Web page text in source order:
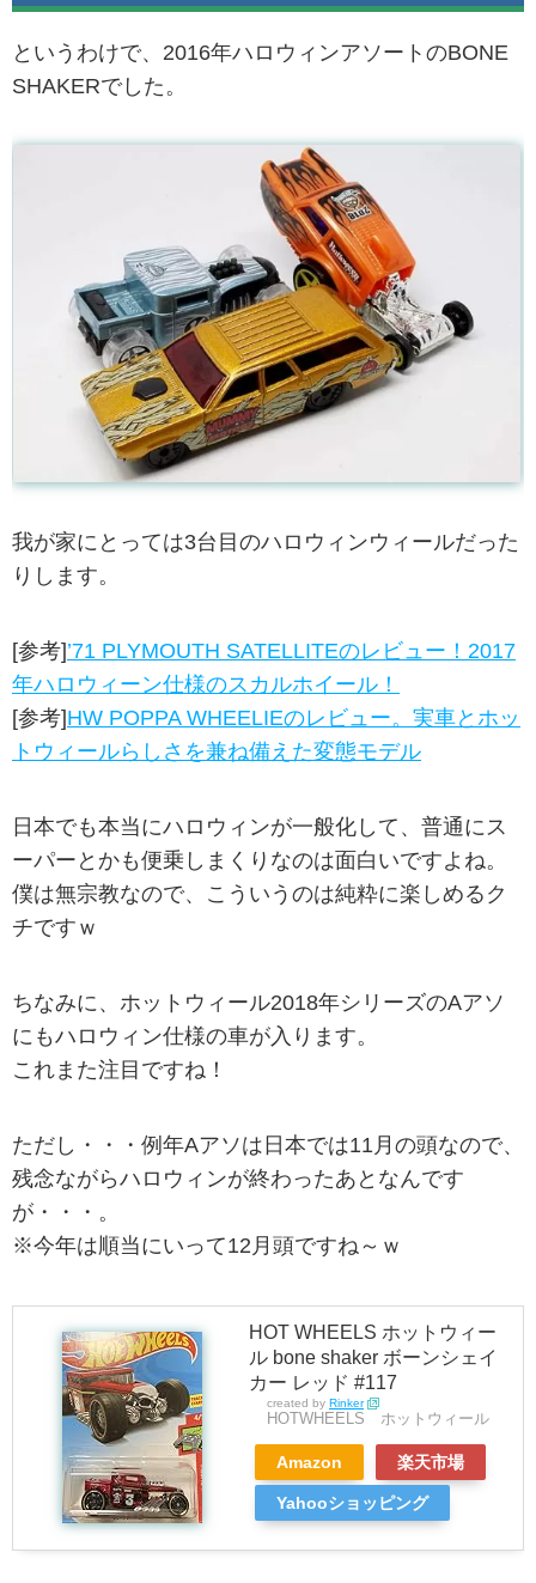
というわけで、2016年ハロウィンアソートのBONE
SHAKERでした。
我が家にとっては3台目のハロウィンウィールだった
りします。
[参考]’71 PLYMOUTH SATELLITEのレビュー！2017
年ハロウィーン仕様のスカルホイール！
[参考]HW POPPA WHEELIEのレビュー。実車とホッ
トウィールらしさを兼ね備えた変態モデル
日本でも本当にハロウィンが一般化して、普通にス
ーパーとかも便乗しまくりなのは面白いですよね。
僕は無宗教なので、こういうのは純粋に楽しめるク
チですｗ
ちなみに、ホットウィール2018年シリーズのAアソ
にもハロウィン仕様の車が入ります。
これまた注目ですね！
ただし・・・例年Aアソは日本では11月の頭なので、
残念ながらハロウィンが終わったあとなんです
が・・・。
※今年は順当にいって12月頭ですね～ｗ
HOT WHEELS ホットウィー
ル bone shaker ボーンシェイ
カー レッド #117
created by Rinker
HOTWHEELS ホットウィール
Amazon 楽天市場
Yahooショッピング